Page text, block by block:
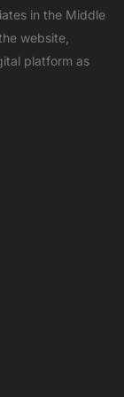
a
g
r
a
in the Middle
website,
platform as